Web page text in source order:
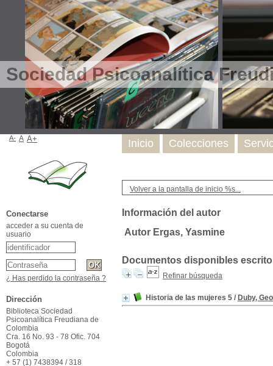
Sociedad Psicoanalítica
Volver a la pantalla de inicio %s...
Información del autor
Autor Ergas, Yasmine
Documentos disponibles
Refinar búsqueda
Historia de las mujeres 5 / Duby,
Inicio Colecciones
A- A A+
Conectarse
acceder a su cuenta de
usuario
¿ Has perdido la contraseña ?
Dirección
Biblioteca Sociedad
Psicoanalítica Freudiana de
Colombia
Cra. 16 No. 93 - 78 Ofic. 704
Bogotá
Colombia
+ 57 (1) 7438394 / 318